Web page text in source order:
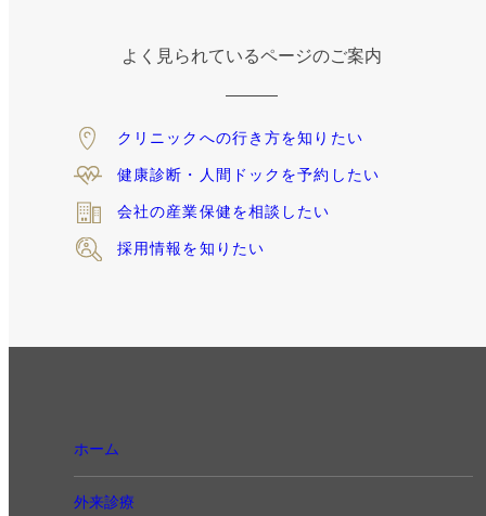
よく見られているページのご案内
クリニックへの行き方を知りたい
健康診断・人間ドックを予約したい
会社の産業保健を相談したい
採用情報を知りたい
ホーム
外来診療